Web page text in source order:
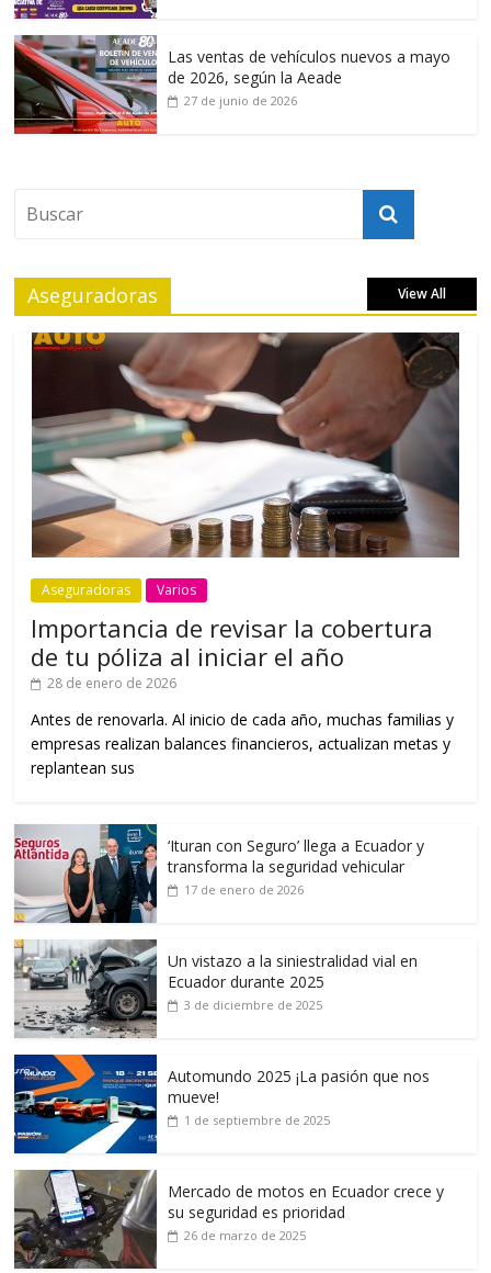
Las ventas de vehículos nuevos a mayo
de 2026, según la Aeade
27 de junio de 2026
Aseguradoras View All
Aseguradoras Varios
Importancia de revisar la cobertura
de tu póliza al iniciar el año
28 de enero de 2026
Antes de renovarla. Al inicio de cada año, muchas familias y
empresas realizan balances financieros, actualizan metas y
replantean sus
‘Ituran con Seguro’ llega a Ecuador y
transforma la seguridad vehicular
17 de enero de 2026
Un vistazo a la siniestralidad vial en
Ecuador durante 2025
3 de diciembre de 2025
Automundo 2025 ¡La pasión que nos
mueve!
1 de septiembre de 2025
Mercado de motos en Ecuador crece y
su seguridad es prioridad
26 de marzo de 2025